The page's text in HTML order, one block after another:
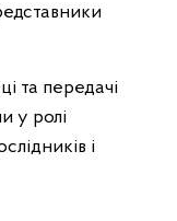
та передачі
у ролі
і